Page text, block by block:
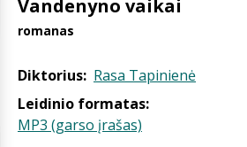
Vandenyno vaikai
romanas
Diktorius: Rasa Tapinienė
Leidinio formatas:
MP3 (garso įrašas)